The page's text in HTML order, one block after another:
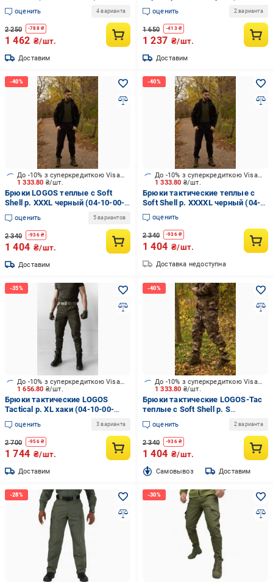
оценить 4 варианта
2 250 -788₴
1 462 ₴/шт.
Доставим
00-0027)
оценить 2 варианта
1 650 -413₴
1 237 ₴/шт.
Доставим
1 333.80 ₴/шт.
До -10% з суперкредиткою Visa Вигода
Брюки LOGOS теплые c Soft
Shell р. XXXL черный (04-10-00-
0009)
оценить 5 вариантов
2 340 -936₴
1 404 ₴/шт.
Доставим
1 333.80 ₴/шт.
До -10% з суперкредиткою Visa Вигода
Брюки тактические теплые c
Soft Shell р. XXXXL черный (04-
10-00-0010)
оценить
2 340 -936₴
1 404 ₴/шт.
Доставка недоступна
1 656.80 ₴/шт.
До -10% з суперкредиткою Visa Вигода
Брюки тактические LOGOS
Tactical р. XL хаки (04-10-00-
0007)
оценить 3 варианта
2 700 -956₴
1 744 ₴/шт.
Доставим
1 333.80 ₴/шт.
До -10% з суперкредиткою Visa Вигода
Брюки тактические LOGOS-Tac
теплые c Soft Shell р. S
мультикам (04-10-00-0010)
оценить 2 варианта
2 340 -936₴
1 404 ₴/шт.
Cамовывоз Доставим